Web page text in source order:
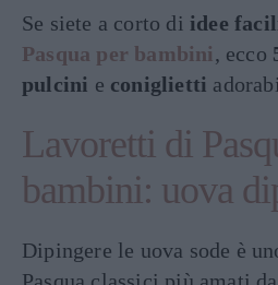
Se siete a corto di idee
Pasqua per bambini, ecco
pulcini e coniglietti
Lavoretti di
bambini: uova
Dipingere le uova sode è